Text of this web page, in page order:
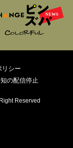
リシー
の配信停止
Reserved